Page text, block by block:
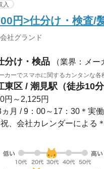
入
円>仕分け・検査/
社グランド
分け・検品 （業界：メー
カーでスマホに関するカンタンな
東区 / 潮見駅（徒歩10分
円～2,125円
月 / 9：00～17：30＊実
、会社カレンダーによる